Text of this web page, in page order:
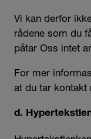
Vi kan derfor
rådene som du
påtar Oss intet
For mer
at du tar kontakt
d.